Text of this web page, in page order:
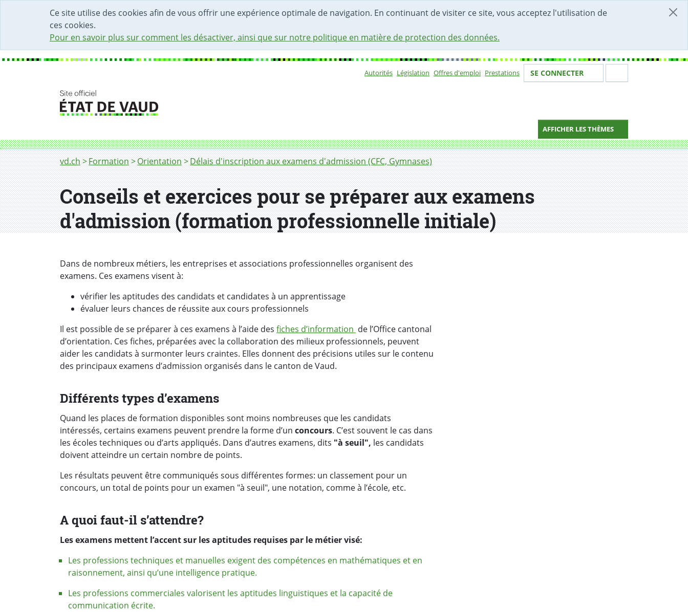
Ce site utilise des cookies afin de vous offrir une expérience optimale de navigation. En continuant de visiter ce site, vous acceptez l'utilisation de
ces cookies.
Pour en savoir plus sur comment les désactiver, ainsi que sur notre politique en matière de protection des données.
DÉBUT DU CONTENU DE LA PAGE
ACCÈS AU CHAMP DE RECHERCHE
PAGE D'ACCUEIL
FORMULAIRE DE CONTACT
Autorités Législation Offres d'emploi Prestations Votre identité
SE CONNECTER
AFFICHER LES THÈMES
Fil d'Ariane
vd.ch Formation Orientation Délais d'inscription aux examens d'admission (CFC, Gymnases)
Conseils et exercices pour se préparer aux examens
d'admission (formation professionnelle initiale)
Dans de nombreux métiers, les entreprises et associations professionnelles organisent des
examens. Ces examens visent à:
vérifier les aptitudes des candidats et candidates à un apprentissage
évaluer leurs chances de réussite aux cours professionnels
Il est possible de se préparer à ces examens à l’aide des fiches d’information de l’Office cantonal
d’orientation. Ces fiches, préparées avec la collaboration des milieux professionnels, peuvent
aider les candidats à surmonter leurs craintes. Elles donnent des précisions utiles sur le contenu
des principaux examens d’admission organisés dans le canton de Vaud.
Différents types d’examens
Quand les places de formation disponibles sont moins nombreuses que les candidats
intéressés, certains examens peuvent prendre la forme d’un concours. C’est souvent le cas dans
les écoles techniques ou d’arts appliqués. Dans d’autres examens, dits "à seuil", les candidats
doivent atteindre un certain nombre de points.
Les résultats peuvent être communiqués sous différentes formes: un classement pour un
concours, un total de points pour un examen "à seuil", une notation, comme à l’école, etc.
A quoi faut-il s’attendre?
Les examens mettent l’accent sur les aptitudes requises par le métier visé:
Les professions techniques et manuelles exigent des compétences en mathématiques et en
raisonnement, ainsi qu’une intelligence pratique.
Les professions commerciales valorisent les aptitudes linguistiques et la capacité de
communication écrite.